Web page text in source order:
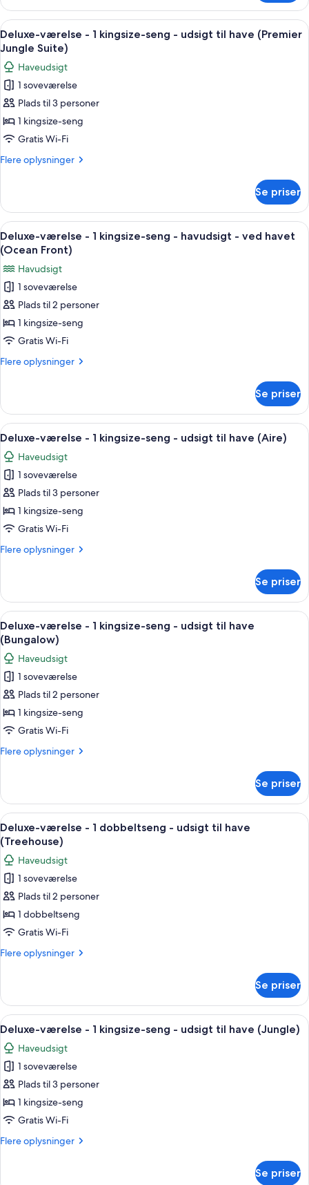
udsigt
til
have
(Arena)
værelse
1
kingsize-
seng
udsigt
til
have
(Arena)
Indlæs
alle
billeder
af
Deluxe-
værelse
-
1
kingsize-
udsigt
til
have
(Premier
Jungle
Suite)
En seng med mønstrede puder, et
4
Deluxe-værelse - 1 kingsize-seng - udsigt til have (Premier
Jungle Suite)
Haveudsigt
1 soveværelse
Plads til 3 personer
1 kingsize-seng
Gratis Wi-Fi
Flere oplysninger
Flere
værelse
1
kingsize-
seng
-
udsigt
til
have
(Premier
Suite)
Se priser
Indlæs
alle
billeder
af
Deluxe-
værelse
-
1
kingsize-
havudsigt
ved
havet
(Ocean
Front)
Et hyggeligt soveværelse med
4
Deluxe-værelse - 1 kingsize-seng - havudsigt - ved havet
(Ocean Front)
Havudsigt
1 soveværelse
Plads til 2 personer
1 kingsize-seng
Gratis Wi-Fi
Flere oplysninger
Flere
værelse
1
kingsize-
seng
havudsigt
-
ved
havet
(Ocean
Front)
Se priser
Indlæs
alle
billeder
af
Deluxe-
værelse
-
kingsize-
udsigt
til
have
(Aire)
Et soveværelse med en stor seng,
4
Deluxe-værelse - 1 kingsize-seng - udsigt til have (Aire)
Haveudsigt
1 soveværelse
Plads til 3 personer
1 kingsize-seng
Gratis Wi-Fi
Flere oplysninger
Flere
værelse
1
kingsize-
seng
udsigt
til
have
(Aire)
Se priser
Indlæs
alle
billeder
af
Deluxe-
værelse
-
1
kingsize-
udsigt
til
have
(Bungalow)
Et teltindrettet rum med en seng,
2
Deluxe-værelse - 1 kingsize-seng - udsigt til have
(Bungalow)
Haveudsigt
1 soveværelse
Plads til 2 personer
1 kingsize-seng
Gratis Wi-Fi
Flere oplysninger
Flere
værelse
1
kingsize-
seng
udsigt
til
have
(Bungalow)
Se priser
Indlæs
alle
billeder
af
Deluxe-
værelse
-
1
dobbeltseng
til
have
(Treehouse)
Et soveværelse med en stor seng,
6
Deluxe-værelse - 1 dobbeltseng - udsigt til have
(Treehouse)
Haveudsigt
1 soveværelse
Plads til 2 personer
1 dobbeltseng
Gratis Wi-Fi
Flere oplysninger
Flere
værelse
1
dobbeltseng
udsigt
til
have
(Treehouse)
Se priser
Indlæs
alle
billeder
af
Deluxe-
værelse
-
kingsize-
Et hyggeligt soveværelse med en
3
Deluxe-værelse - 1 kingsize-seng - udsigt til have (Jungle)
Haveudsigt
1 soveværelse
Plads til 3 personer
1 kingsize-seng
Gratis Wi-Fi
Flere oplysninger
Flere
Se priser